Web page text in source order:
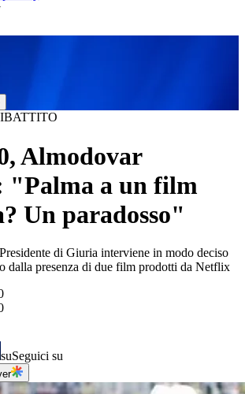
Almodovar
"Palma a un film
Un paradosso"
di Giuria interviene in modo deciso
dalla presenza di due film prodotti da Netflix
suSeguici su